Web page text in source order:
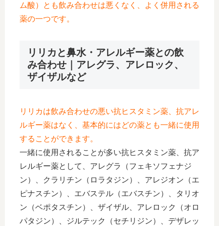
ム酸）とも飲み合わせは悪くなく、よく併用される
薬の一つです。
リリカと鼻水・アレルギー薬との飲
み合わせ｜アレグラ、アレロック、
ザイザルなど
リリカは飲み合わせの悪い抗ヒスタミン薬、抗アレ
ルギー薬はなく、基本的にはどの薬とも一緒に使用
することができます。
一緒に使用されることが多い抗ヒスタミン薬、抗ア
レルギー薬として、アレグラ（フェキソフェナジ
ン）、クラリチン（ロラタジン）、アレジオン（エ
ピナスチン）、エバステル（エバスチン）、タリオ
ン（ベポタスチン）、ザイザル、アレロック（オロ
パタジン）、ジルテック（セチリジン）、デザレッ